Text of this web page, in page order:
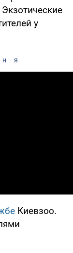
Экзотические
у
Киевзоо.